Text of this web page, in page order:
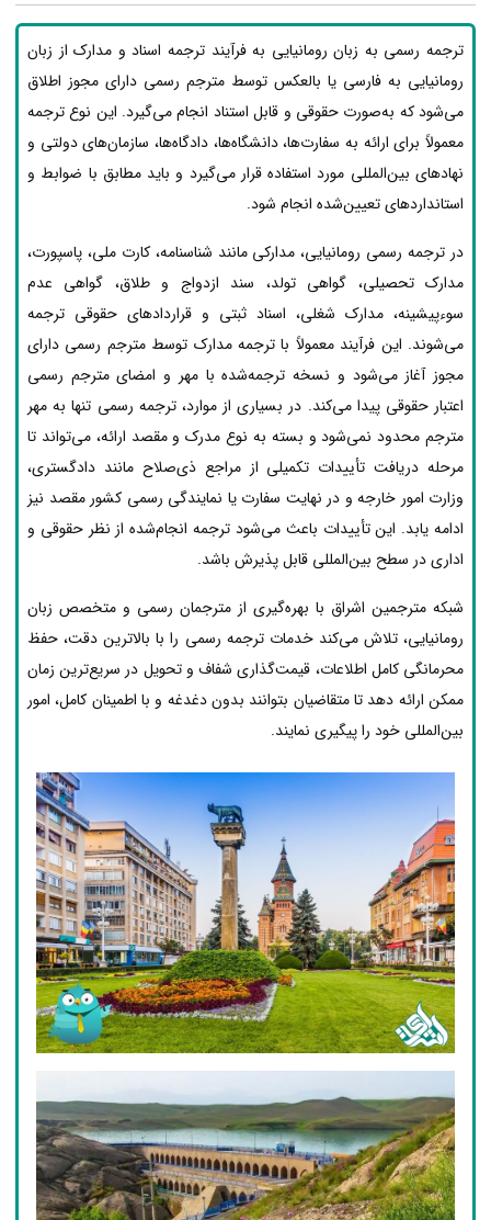
ترجمه رسمی به زبان رومانیایی به فرآیند ترجمه اسناد و مدارک از زبان
رومانیایی به فارسی یا بالعکس توسط مترجم رسمی دارای مجوز اطلاق
می‌شود که به‌صورت حقوقی و قابل استناد انجام می‌گیرد. این نوع ترجمه
معمولاً برای ارائه به سفارت‌ها، دانشگاه‌ها، دادگاه‌ها، سازمان‌های دولتی و
نهادهای بین‌المللی مورد استفاده قرار می‌گیرد و باید مطابق با ضوابط و
استانداردهای تعیین‌شده انجام شود.
در ترجمه رسمی رومانیایی، مدارکی مانند شناسنامه، کارت ملی، پاسپورت،
مدارک تحصیلی، گواهی تولد، سند ازدواج و طلاق، گواهی عدم
سوءپیشینه، مدارک شغلی، اسناد ثبتی و قراردادهای حقوقی ترجمه
می‌شوند. این فرآیند معمولاً با ترجمه مدارک توسط مترجم رسمی دارای
مجوز آغاز می‌شود و نسخه ترجمه‌شده با مهر و امضای مترجم رسمی
اعتبار حقوقی پیدا می‌کند. در بسیاری از موارد، ترجمه رسمی تنها به مهر
مترجم محدود نمی‌شود و بسته به نوع مدرک و مقصد ارائه، می‌تواند تا
مرحله دریافت تأییدات تکمیلی از مراجع ذی‌صلاح مانند دادگستری،
وزارت امور خارجه و در نهایت سفارت یا نمایندگی رسمی کشور مقصد نیز
ادامه یابد. این تأییدات باعث می‌شود ترجمه انجام‌شده از نظر حقوقی و
اداری در سطح بین‌المللی قابل پذیرش باشد.
شبکه مترجمین اشراق با بهره‌گیری از مترجمان رسمی و متخصص زبان
رومانیایی، تلاش می‌کند خدمات ترجمه رسمی را با بالاترین دقت، حفظ
محرمانگی کامل اطلاعات، قیمت‌گذاری شفاف و تحویل در سریع‌ترین زمان
ممکن ارائه دهد تا متقاضیان بتوانند بدون دغدغه و با اطمینان کامل، امور
بین‌المللی خود را پیگیری نمایند.